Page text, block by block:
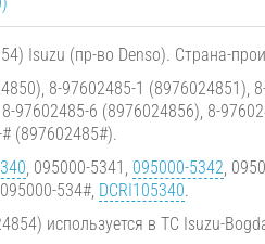
Isuzu (пр-во Denso). Страна-
8-97602485-1 (8976024851),
97602485-6 (8976024856), 8-
(897602485#).
, 095000-5341, 095000-5342,
534#, DCRI105340.
используется в ТС Isuzu-